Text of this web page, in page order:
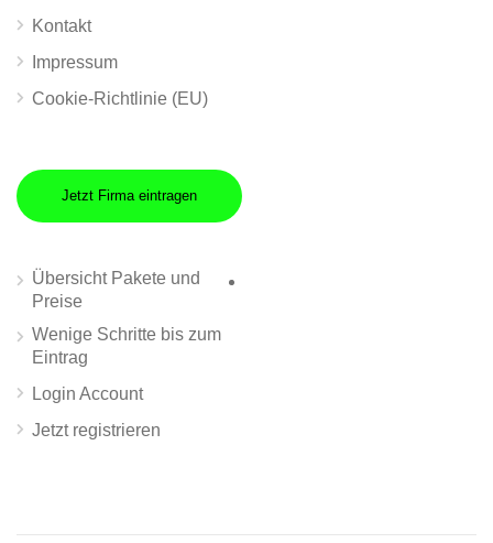
Kontakt
Impressum
Cookie-Richtlinie (EU)
Jetzt Firma eintragen
Übersicht Pakete und
Preise
Wenige Schritte bis zum
Eintrag
Login Account
Jetzt registrieren